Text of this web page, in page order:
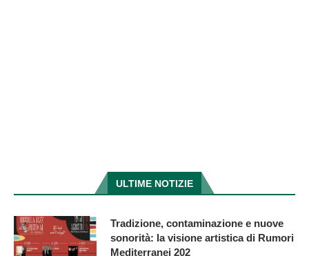
ULTIME NOTIZIE
Tradizione, contaminazione e nuove
sonorità: la visione artistica di Rumori
Mediterranei 202